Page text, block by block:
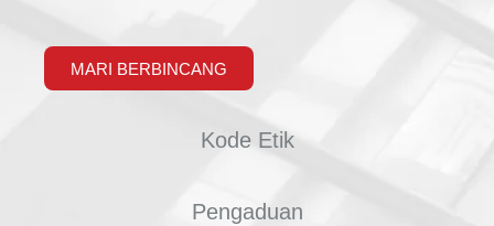
Kode Etik
Pengaduan
MARI BERBINCANG